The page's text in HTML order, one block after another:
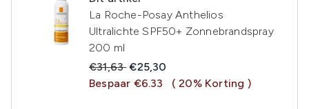
La Roche-Posay Anthelios
Ultralichte SPF50+ Zonnebrandspray
200 ml
Recommended Retail Price:
€31,63Huidige prijs:
€25,30
Bespaar €6.33
( 20% Korting )